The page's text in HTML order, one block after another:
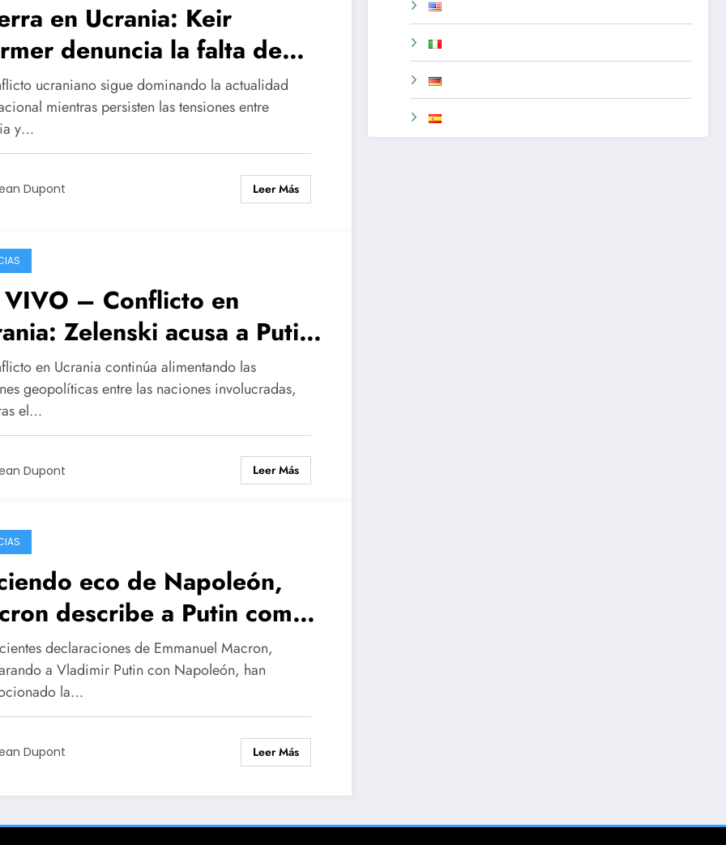
en Ucrania: Keir
denuncia la falta de
de Putin hacia la paz
de la cumbre de líderes
ucraniano sigue dominando la actualidad
mientras persisten las tensiones entre
y…
Dupont Leer Más
VIVO – Conflicto en
Zelenski acusa a Putin
la propuesta
de alto el fuego
en Ucrania continúa alimentando las
geopolíticas entre las naciones involucradas,
el…
Dupont Leer Más
eco de Napoleón,
describe a Putin como
revisionista”.
declaraciones de Emmanuel Macron,
a Vladimir Putin con Napoleón, han
la…
Dupont Leer Más